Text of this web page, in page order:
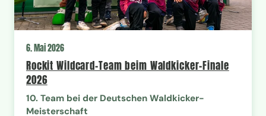
6. Mai 2026
Rockit Wildcard-Team beim Waldkicker-Finale
2026
10. Team bei der Deutschen Waldkicker-
Meisterschaft